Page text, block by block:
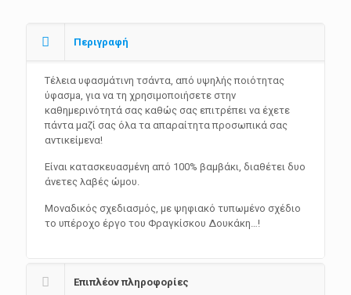
Περιγραφή
Τέλεια υφασμάτινη τσάντα, από υψηλής ποιότητας
ύφασμa, για να τη χρησιμοποιήσετε στην
καθημερινότητά σας καθώς σας επιτρέπει να έχετε
πάντα μαζί σας όλα τα απαραίτητα προσωπικά σας
αντικείμενα!
Είναι κατασκευασμένη από 100% βαμβάκι, διαθέτει δυο
άνετες λαβές ώμου.
Μοναδικός σχεδιασμός, με ψηφιακό τυπωμένο σχέδιο
το υπέροχο έργο του Φραγκίσκου Δουκάκη…!
Επιπλέον πληροφορίες